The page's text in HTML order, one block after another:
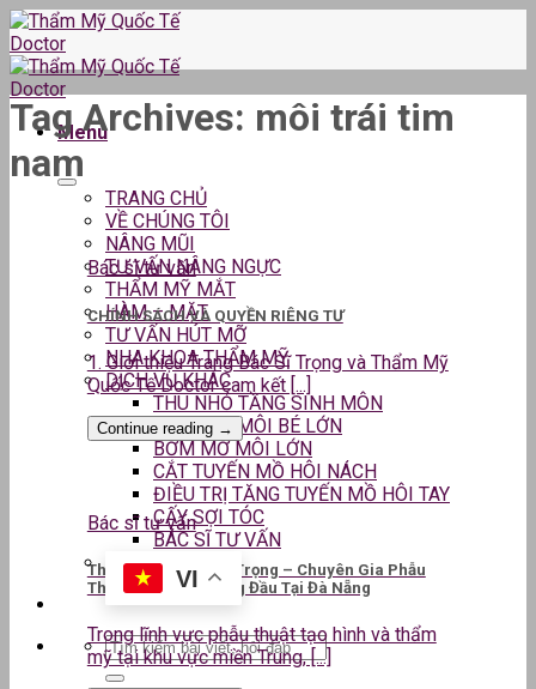
Skip
to
content
Menu
TRANG CHỦ
VỀ CHÚNG TÔI
NÂNG MŨI
TƯ VẤN NÂNG NGỰC
THẨM MỸ MẮT
HÀM – MẶT
TƯ VẤN HÚT MỠ
NHA KHOA THẨM MỸ
DỊCH VỤ KHÁC
THU NHỎ TẦNG SINH MÔN
THU GỌN MÔI BÉ LỚN
BƠM MỠ MÔI LỚN
CẮT TUYẾN MỒ HÔI NÁCH
ĐIỀU TRỊ TĂNG TUYẾN MỒ HÔI TAY
CẤY SỢI TÓC
BÁC SĨ TƯ VẤN
VI
Tag Archives: môi trái tim
nam
Bác sĩ tư vấn
CHÍNH SÁCH VÀ QUYỀN RIÊNG TƯ
1. Giới thiệu Trang Bác Sĩ Trọng và Thẩm Mỹ
Quốc Tế Doctor cam kết [...]
Continue reading →
Bác sĩ tư vấn
ThS.BS CKII Lê Kim Trọng – Chuyên Gia Phẫu
Thuật Thẩm Mỹ Hàng Đầu Tại Đà Nẵng
Trong lĩnh vực phẫu thuật tạo hình và thẩm
mỹ tại khu vực miền Trung, [...]